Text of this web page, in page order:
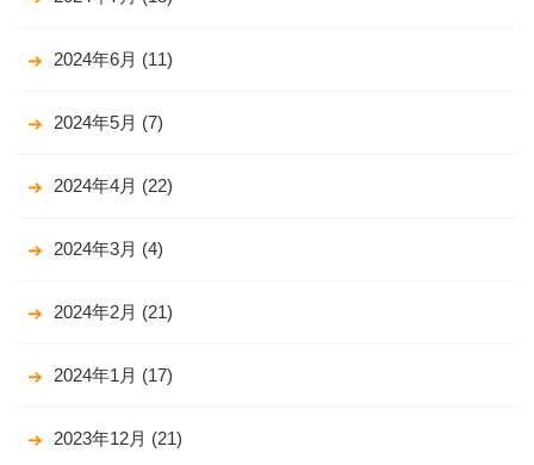
2024年6月 (11)
2024年5月 (7)
2024年4月 (22)
2024年3月 (4)
2024年2月 (21)
2024年1月 (17)
2023年12月 (21)